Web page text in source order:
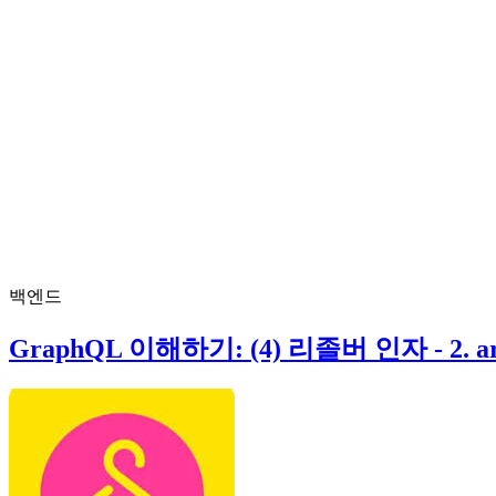
백엔드
GraphQL 이해하기: (4) 리졸버 인자 - 2.